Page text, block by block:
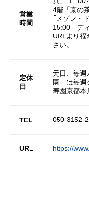
営業
時間
4階「京の
｢メゾン・
15:00 デ
URLより福
さい。
定休
日
元日、毎週
園」は毎
寿園京都本
TEL 050-3152-
URL https://